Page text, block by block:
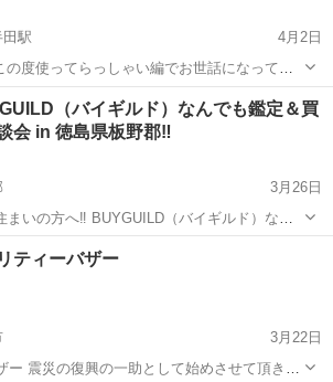
田駅
4月2日
度使ってらっしゃい編でお世話になってい
ンを使った体験型プログラムをマルシェe.t.c.
ました✨ 子供はもとより、大人まで楽しんで
ン...
その他 まつり
（バイギルド）なんでも鑑定＆買
会 in 徳島県板野郡‼️
3月26日
（バイギルド）なん
時:3/29(日)＆3/30(月)2日間
10時〜午後5時迄 場所:徳島県板野郡 藍住町総合文化ホー...
他
ティーバザー
3月22日
頂きま